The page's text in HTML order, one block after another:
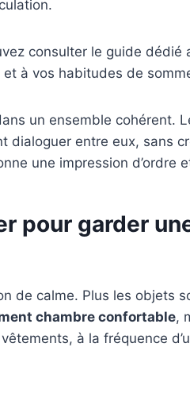
consulter le guide dédié
à vos habitudes de
un ensemble cohérent.
dialoguer entre eux, sans
une impression d’ordre
pour garder
de calme. Plus les objets
chambre confortable,
à la fréquence